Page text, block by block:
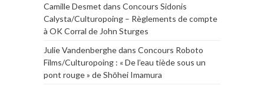
Camille Desmet dans Concours Sidonis
Calysta/Culturopoing – Règlements de compte
à OK Corral de John Sturges
Julie Vandenberghedans Concours Roboto
Films/Culturopoing : « De l’eau tiède sous un
pont rouge » de Shōhei Imamura